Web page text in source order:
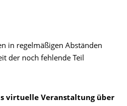
in regelmäßigen Abständen
der noch fehlende Teil
virtuelle Veranstaltung über